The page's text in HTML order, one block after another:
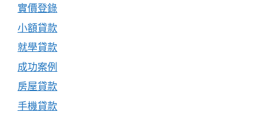
實價登錄
小額貸款
就學貸款
成功案例
房屋貸款
手機貸款